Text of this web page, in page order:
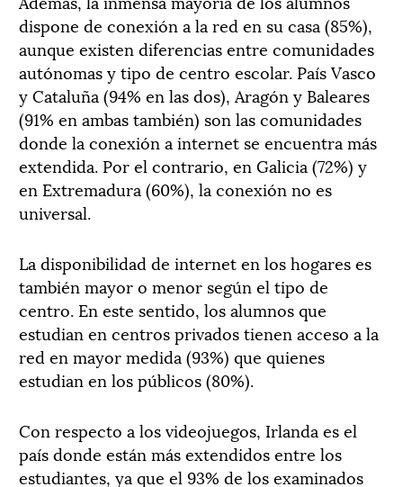
dispone de conexión a la red en su casa (85%),
aunque existen diferencias entre comunidades
autónomas y tipo de centro escolar. País Vasco
y Cataluña (94% en las dos), Aragón y Baleares
(91% en ambas también) son las comunidades
donde la conexión a internet se encuentra más
extendida. Por el contrario, en Galicia (72%) y
en Extremadura (60%), la conexión no es
universal.
La disponibilidad de internet en los hogares es
también mayor o menor según el tipo de
centro. En este sentido, los alumnos que
estudian en centros privados tienen acceso a la
red en mayor medida (93%) que quienes
estudian en los públicos (80%).
Con respecto a los videojuegos, Irlanda es el
país donde están más extendidos entre los
estudiantes, ya que el 93% de los examinados